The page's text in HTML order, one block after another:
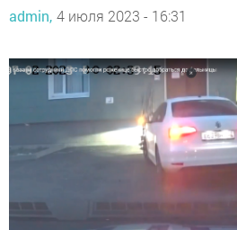
admin, 4 июля 2023 - 16:31